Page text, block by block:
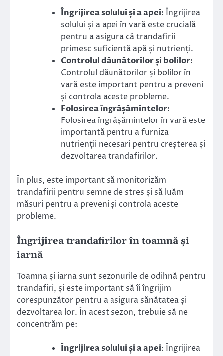
Îngrijirea solului și a apei: Îngrijirea
solului și a apei în vară este crucială
pentru a asigura că trandafirii
primesc suficientă apă și nutrienți.
Controlul dăunătorilor și bolilor:
Controlul dăunătorilor și bolilor în
vară este important pentru a preveni
și controla aceste probleme.
Folosirea îngrășămintelor:
Folosirea îngrășămintelor în vară este
importantă pentru a furniza
nutrienții necesari pentru creșterea și
dezvoltarea trandafirilor.
În plus, este important să monitorizăm
trandafirii pentru semne de stres și să luăm
măsuri pentru a preveni și controla aceste
probleme.
Îngrijirea trandafirilor în toamnă și
iarnă
Toamna și iarna sunt sezonurile de odihnă pentru
trandafiri, și este important să îi îngrijim
corespunzător pentru a asigura sănătatea și
dezvoltarea lor. În acest sezon, trebuie să ne
concentrăm pe:
Îngrijirea solului și a apei: Îngrijirea